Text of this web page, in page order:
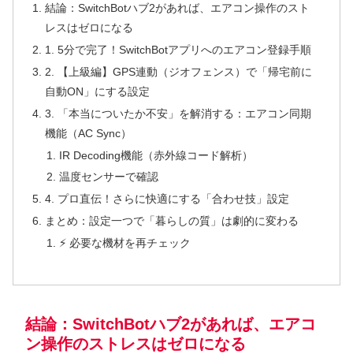
結論：SwitchBotハブ2があれば、エアコン操作のスト
レスはゼロになる
1. 5分で完了！SwitchBotアプリへのエアコン登録手順
2. 【上級編】GPS連動（ジオフェンス）で「帰宅前に
自動ON」にする設定
3. 「本当についたか不安」を解消する：エアコン同期
機能（AC Sync）
IR Decoding機能（赤外線コード解析）
温度センサーで確認
4. プロ直伝！さらに快適にする「合わせ技」設定
まとめ：設定一つで「暮らしの質」は劇的に変わる
⚡️ 必要な機材を再チェック
結論：SwitchBotハブ2があれば、エアコ
ン操作のストレスはゼロになる